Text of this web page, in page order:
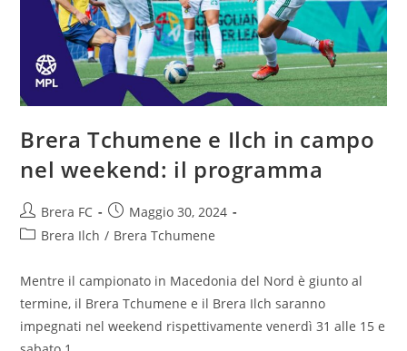
Brera Tchumene e Ilch in campo
nel weekend: il programma
Brera FC
Maggio 30, 2024
Brera Ilch / Brera Tchumene
Mentre il campionato in Macedonia del Nord è giunto al
termine, il Brera Tchumene e il Brera Ilch saranno
impegnati nel weekend rispettivamente venerdì 31 alle 15 e